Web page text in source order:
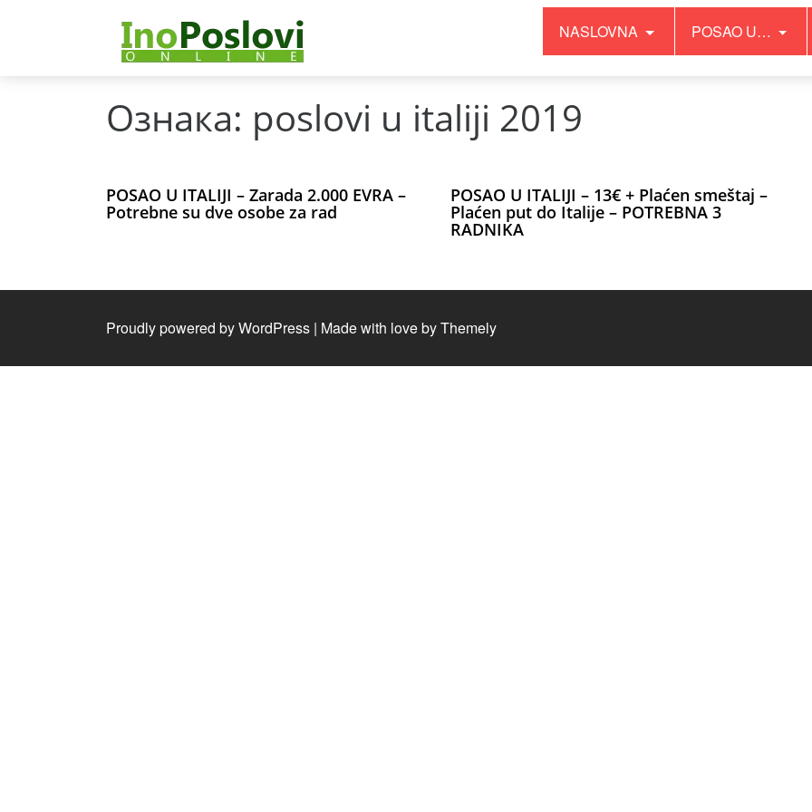
NASLOVNA POSAO U…
Ознака: poslovi u italiji 2019
POSAO U ITALIJI – Zarada 2.000 EVRA –
Potrebne su dve osobe za rad
POSAO U ITALIJI – 13€ + Plaćen smeštaj –
Plaćen put do Italije – POTREBNA 3
RADNIKA
Proudly powered by WordPress | Made with love byThemely